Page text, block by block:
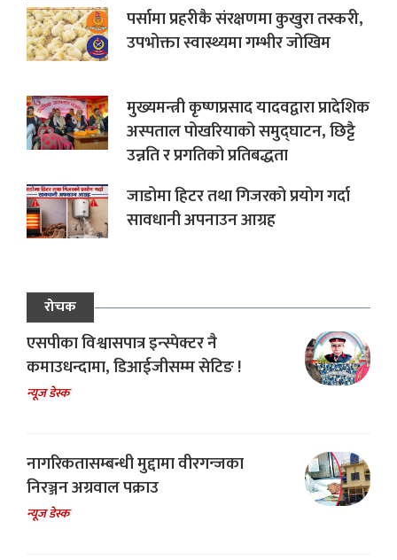
पर्सामा प्रहरीकै संरक्षणमा कुखुरा तस्करी,
उपभोक्ता स्वास्थ्यमा गम्भीर जोखिम
मुख्यमन्त्री कृष्णप्रसाद यादवद्वारा प्रादेशिक
अस्पताल पोखरियाको समुद्घाटन, छिट्टै
उन्नति र प्रगतिको प्रतिबद्धता
जाडोमा हिटर तथा गिजरको प्रयोग गर्दा
सावधानी अपनाउन आग्रह
रोचक
एसपीका विश्वासपात्र इन्स्पेक्टर नै
कमाउधन्दामा, डिआईजीसम्म सेटिङ !
न्यूज डेस्क
नागरिकतासम्बन्धी मुद्दामा वीरगन्जका
निरञ्जन अग्रवाल पक्राउ
न्यूज डेस्क